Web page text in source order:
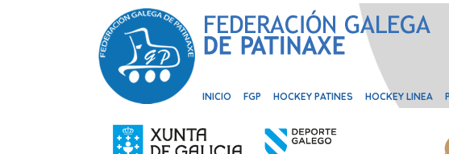
INICIO FGP HOCKEY PATINES HOCKEY LINEA